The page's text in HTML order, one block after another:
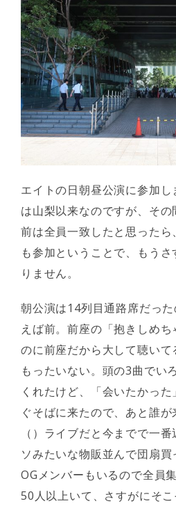
エイトの日朝昼公演に参加
は山梨以来なのですが、そ
前は全員一致したと思った
も参加ということで、もう
りません。
朝公演は14列目通路席だっ
えば前。前座の「抱きしめ
のに前座だから大して聴い
もったいない。頭の3曲でい
くれたけど、「会いたかっ
ぐそばに来たので、あと誰
（）ライブだと今までで一
ソみたいな物販並んで団扇買
OGメンバーもいるので全員
50人以上いて、さすがにそ